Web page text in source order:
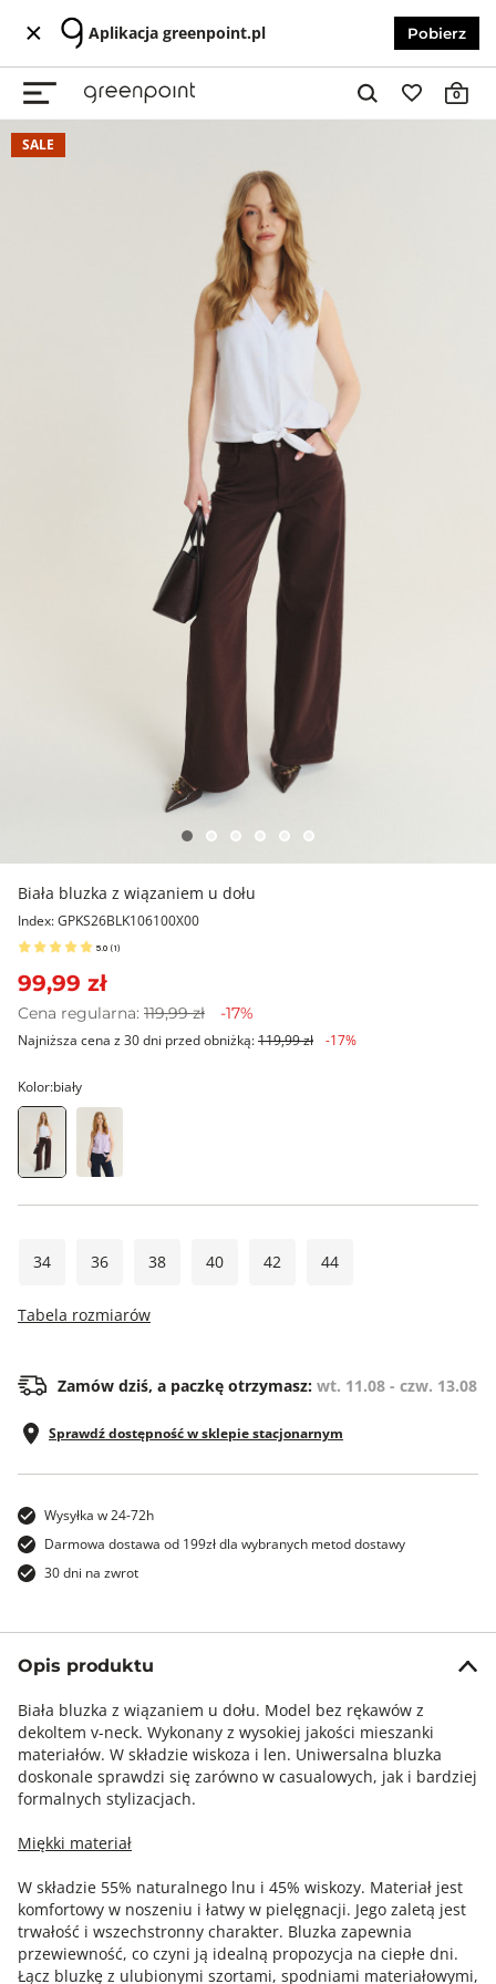
Aplikacja greenpoint.pl Pobierz
0
SALE
Biała bluzka z wiązaniem u dołu
Index: GPKS26BLK106100X00
5.0 (1 )
99,99 zł
Cena regularna: 119,99 zł -17%
Najniższa cena z 30 dni przed obniżką:119,99 zł -17%
Kolor:biały
34 36 38 40 42 44
Tabela rozmiarów
Zamów dziś, a paczkę otrzymasz: wt. 11.08 - czw. 13.08
Sprawdź dostępność w sklepie stacjonarnym
Wysyłka w 24-72h
Darmowa dostawa od 199zł dla wybranych metod dostawy
30 dni na zwrot
Opis produktu
Biała bluzka z wiązaniem u dołu. Model bez rękawów z
dekoltem v-neck. Wykonany z wysokiej jakości mieszanki
materiałów. W składzie wiskoza i len. Uniwersalna bluzka
doskonale sprawdzi się zarówno w casualowych, jak i bardziej
formalnych stylizacjach.
Miękki materiał
W składzie 55% naturalnego lnu i 45% wiskozy. Materiał jest
komfortowy w noszeniu i łatwy w pielęgnacji. Jego zaletą jest
trwałość i wszechstronny charakter. Bluzka zapewnia
przewiewność, co czyni ją idealną propozycja na ciepłe dni.
Łącz bluzkę z ulubionymi szortami, spodniami materiałowymi,